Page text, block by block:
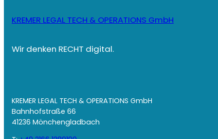
KREMER LEGAL TECH & OPERATIONS GmbH
Wir denken RECHT digital.
KREMER LEGAL TECH & OPERATIONS GmbH
Bahnhofstraße 66
41236 Mönchengladbach